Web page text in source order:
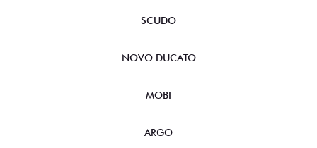
SCUDO
NOVO DUCATO
MOBI
ARGO